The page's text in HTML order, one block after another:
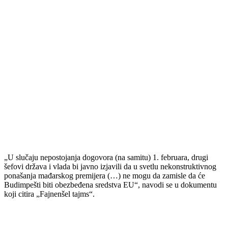
„U slučaju nepostojanja dogovora (na samitu) 1. februara, drugi
šefovi država i vlada bi javno izjavili da u svetlu nekonstruktivnog
ponašanja mađarskog premijera (…) ne mogu da zamisle da će
Budimpešti biti obezbeđena sredstva EU“, navodi se u dokumentu
koji citira „Fajnenšel tajms“.